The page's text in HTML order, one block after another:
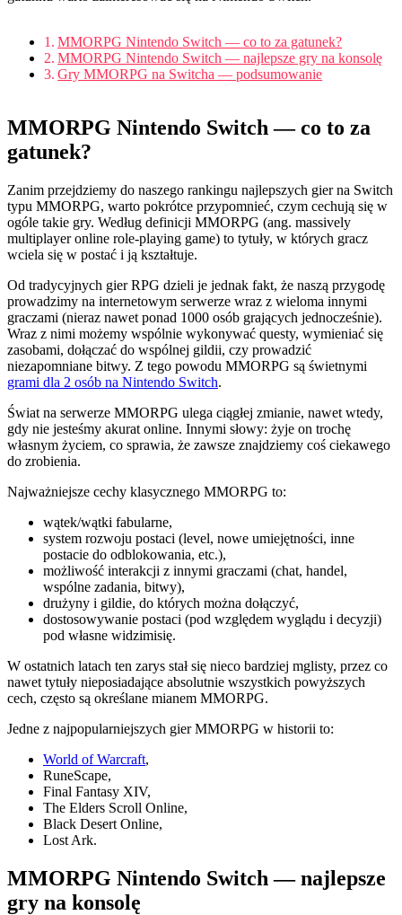
MMORPG Nintendo Switch — co to za gatunek?
MMORPG Nintendo Switch — najlepsze gry na konsolę
Gry MMORPG na Switcha — podsumowanie
MMORPG Nintendo Switch — co to za
gatunek?
Zanim przejdziemy do naszego rankingu najlepszych gier na Switch
typu MMORPG, warto pokrótce przypomnieć, czym cechują się w
ogóle takie gry. Według definicji MMORPG (ang. massively
multiplayer online role-playing game) to tytuły, w których gracz
wciela się w postać i ją kształtuje.
Od tradycyjnych gier RPG dzieli je jednak fakt, że naszą przygodę
prowadzimy na internetowym serwerze wraz z wieloma innymi
graczami (nieraz nawet ponad 1000 osób grających jednocześnie).
Wraz z nimi możemy wspólnie wykonywać questy, wymieniać się
zasobami, dołączać do wspólnej gildii, czy prowadzić
niezapomniane bitwy. Z tego powodu MMORPG są świetnymi
grami dla 2 osób na Nintendo Switch.
Świat na serwerze MMORPG ulega ciągłej zmianie, nawet wtedy,
gdy nie jesteśmy akurat online. Innymi słowy: żyje on trochę
własnym życiem, co sprawia, że zawsze znajdziemy coś ciekawego
do zrobienia.
Najważniejsze cechy klasycznego MMORPG to:
wątek/wątki fabularne,
system rozwoju postaci (level, nowe umiejętności, inne
postacie do odblokowania, etc.),
możliwość interakcji z innymi graczami (chat, handel,
wspólne zadania, bitwy),
drużyny i gildie, do których można dołączyć,
dostosowywanie postaci (pod względem wyglądu i decyzji)
pod własne widzimisię.
W ostatnich latach ten zarys stał się nieco bardziej mglisty, przez co
nawet tytuły nieposiadające absolutnie wszystkich powyższych
cech, często są określane mianem MMORPG.
Jedne z najpopularniejszych gier MMORPG w historii to:
World of Warcraft,
RuneScape,
Final Fantasy XIV,
The Elders Scroll Online,
Black Desert Online,
Lost Ark.
MMORPG Nintendo Switch — najlepsze
gry na konsolę